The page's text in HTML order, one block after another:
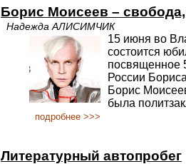
Борис Моисеев – свобода,
Надежда АЛИСИМЧИК
15 июня во
состоится
посвященное
России
Борис
была
подробнее >>>
Литературный автопробег